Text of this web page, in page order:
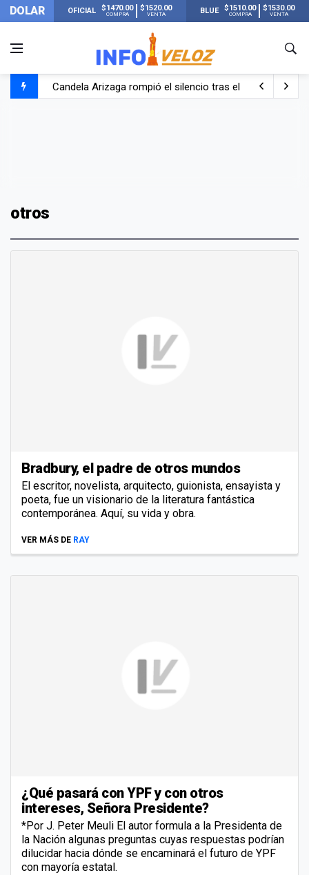
DOLAR OFICIAL $1470.00
COMPRA
$1520.00
VENTA BLUE $1510.00
COMPRA
$1530.00
VENTA
Candela Arizaga rompió el silencio tras el incidente con
otros
Bradbury, el padre de otros mundos
El escritor, novelista, arquitecto, guionista, ensayista y
poeta, fue un visionario de la literatura fantástica
contemporánea. Aquí, su vida y obra.
VER MÁS DE RAY
¿Qué pasará con YPF y con otros
intereses, Señora Presidente?
*Por J. Peter Meuli El autor formula a la Presidenta de
la Nación algunas preguntas cuyas respuestas podrían
dilucidar hacia dónde se encaminará el futuro de YPF
con mayoría estatal.